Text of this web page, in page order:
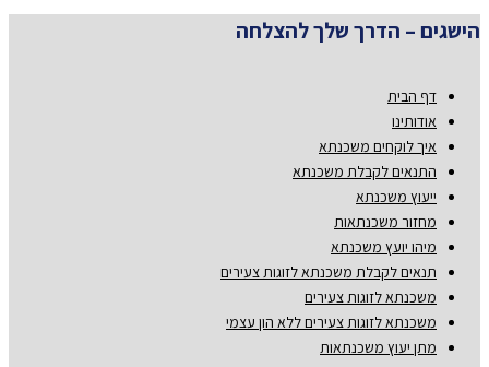
הישגים – הדרך שלך להצלחה
דף הבית
אודותינו
איך לוקחים משכנתא
התנאים לקבלת משכנתא
ייעוץ משכנתא
מחזור משכנתאות
מיהו יועץ משכנתא
תנאים לקבלת משכנתא לזוגות צעירים
משכנתא לזוגות צעירים
משכנתא לזוגות צעירים ללא הון עצמי
מתן יעוץ משכנתאות